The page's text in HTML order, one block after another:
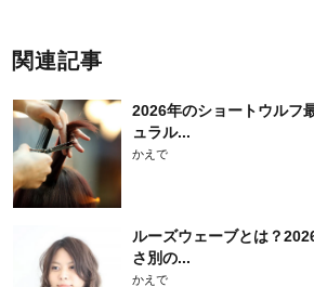
関連記事
2026年のショートウルフ
ュラル...
かえで
ルーズウェーブとは？
さ別の...
かえで